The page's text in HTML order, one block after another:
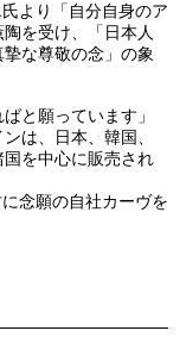
より「自分自身のア
を受け、「日本人
な尊敬の念」の象
と願っています」
は、日本、韓国、
を中心に販売され
念願の自社カーヴを